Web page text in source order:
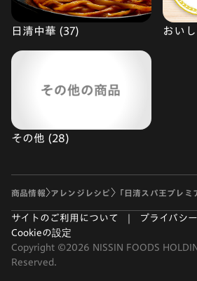
日清中華 (37) おい
その他 (28)
商品情報 アレンジレシピ 「日清スパ王プレミ
サイトのご利用について
プライバシ
Cookieの設定
Copyright ©2026 NISSIN FOODS
Reserved.